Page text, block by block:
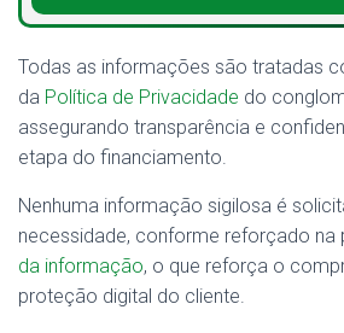
Todas as informações são tratadas
da Política de Privacidade do
assegurando transparência e
etapa do financiamento.
Nenhuma informação sigilosa é
necessidade, conforme reforçado na
da informação, o que reforça o
proteção digital do cliente.